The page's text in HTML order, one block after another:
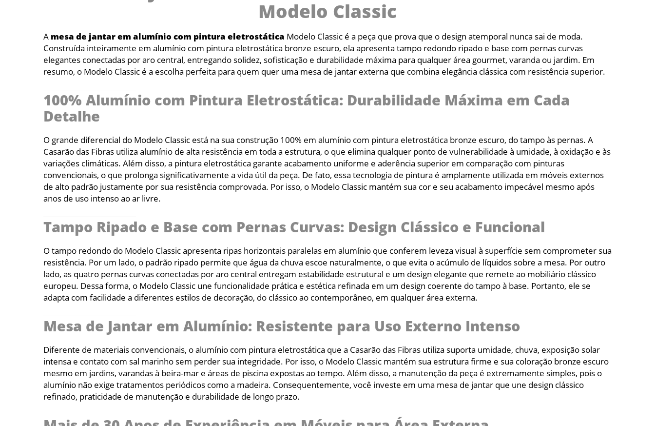
Modelo Classic
A mesa de jantar em alumínio com pintura eletrostática Modelo Classic é a peça que prova que o design atemporal nunca sai de moda.
Construída inteiramente em alumínio com pintura eletrostática bronze escuro, ela apresenta tampo redondo ripado e base com pernas curvas
elegantes conectadas por aro central, entregando solidez, sofisticação e durabilidade máxima para qualquer área gourmet, varanda ou jardim. Em
resumo, o Modelo Classic é a escolha perfeita para quem quer uma mesa de jantar externa que combina elegância clássica com resistência superior.
100% Alumínio com Pintura Eletrostática: Durabilidade Máxima em Cada
Detalhe
O grande diferencial do Modelo Classic está na sua construção 100% em alumínio com pintura eletrostática bronze escuro, do tampo às pernas. A
Casarão das Fibras utiliza alumínio de alta resistência em toda a estrutura, o que elimina qualquer ponto de vulnerabilidade à umidade, à oxidação e às
variações climáticas. Além disso, a pintura eletrostática garante acabamento uniforme e aderência superior em comparação com pinturas
convencionais, o que prolonga significativamente a vida útil da peça. De fato, essa tecnologia de pintura é amplamente utilizada em móveis externos
de alto padrão justamente por sua resistência comprovada. Por isso, o Modelo Classic mantém sua cor e seu acabamento impecável mesmo após
anos de uso intenso ao ar livre.
Tampo Ripado e Base com Pernas Curvas: Design Clássico e Funcional
O tampo redondo do Modelo Classic apresenta ripas horizontais paralelas em alumínio que conferem leveza visual à superfície sem comprometer sua
resistência. Por um lado, o padrão ripado permite que água da chuva escoe naturalmente, o que evita o acúmulo de líquidos sobre a mesa. Por outro
lado, as quatro pernas curvas conectadas por aro central entregam estabilidade estrutural e um design elegante que remete ao mobiliário clássico
europeu. Dessa forma, o Modelo Classic une funcionalidade prática e estética refinada em um design coerente do tampo à base. Portanto, ele se
adapta com facilidade a diferentes estilos de decoração, do clássico ao contemporâneo, em qualquer área externa.
Mesa de Jantar em Alumínio: Resistente para Uso Externo Intenso
Diferente de materiais convencionais, o alumínio com pintura eletrostática que a Casarão das Fibras utiliza suporta umidade, chuva, exposição solar
intensa e contato com sal marinho sem perder sua integridade. Por isso, o Modelo Classic mantém sua estrutura firme e sua coloração bronze escuro
mesmo em jardins, varandas à beira-mar e áreas de piscina expostas ao tempo. Além disso, a manutenção da peça é extremamente simples, pois o
alumínio não exige tratamentos periódicos como a madeira. Consequentemente, você investe em uma mesa de jantar que une design clássico
refinado, praticidade de manutenção e durabilidade de longo prazo.